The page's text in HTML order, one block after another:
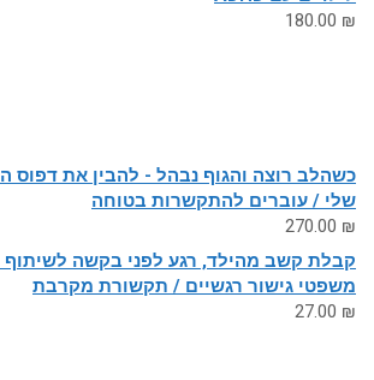
180.00
כשהלב רוצה והגוף נבהל - להבין את דפוס
שלי / עוברים להתקשרות בטוחה
270.00
קבלת קשב מהילד, רגע לפני בקשה לשיתוף
משפטי גישור רגשיים / תקשורת מקרבת
27.00